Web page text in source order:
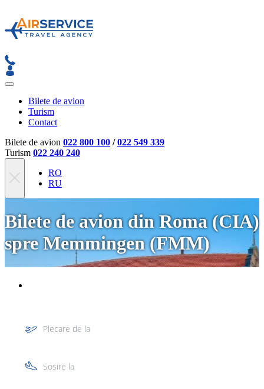
Bilete de avion
Turism
Contact
Bilete de avion 022 800 100 /022 549 339
Turism 022 240 240
RO
RU
Bilete de avion din Roma (CIA)
spre Memmingen (FMM)
Plecare de la
Sosire la